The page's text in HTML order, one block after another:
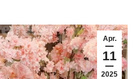
Apr.
11
2025